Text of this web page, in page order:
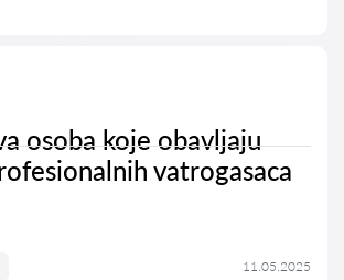
osoba koje obavljaju
vatrogasaca
11.05.2025